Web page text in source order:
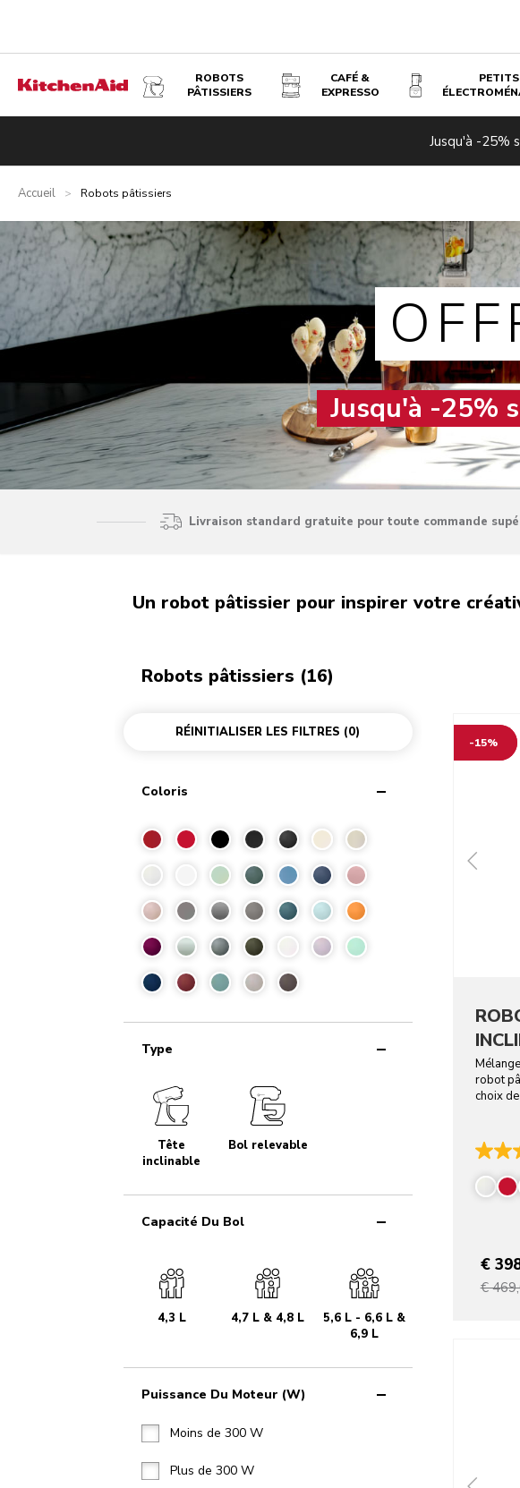
ROBOTS
PÂTISSIERS
CAFÉ &
EXPRESSO
PETITS
Jusqu'à -25%
Accueil > Robots pâtissiers
Jusqu'à -25%
Livraison standard gratuite pour toute commande
Un robot pâtissier pour inspirer votre
Robots pâtissiers (16)
RÉINITIALISER LES FILTRES (0)
Coloris
Type
Tête
inclinable
Bol relevable
Capacité Du Bol
4,3 L 4,7 L & 4,8 L
5,6 L - 6,6 L &
6,9 L
Puissance Du Moteur (W)
Moins de 300 W
Plus de 300 W
-15%
robot
choix
€
€